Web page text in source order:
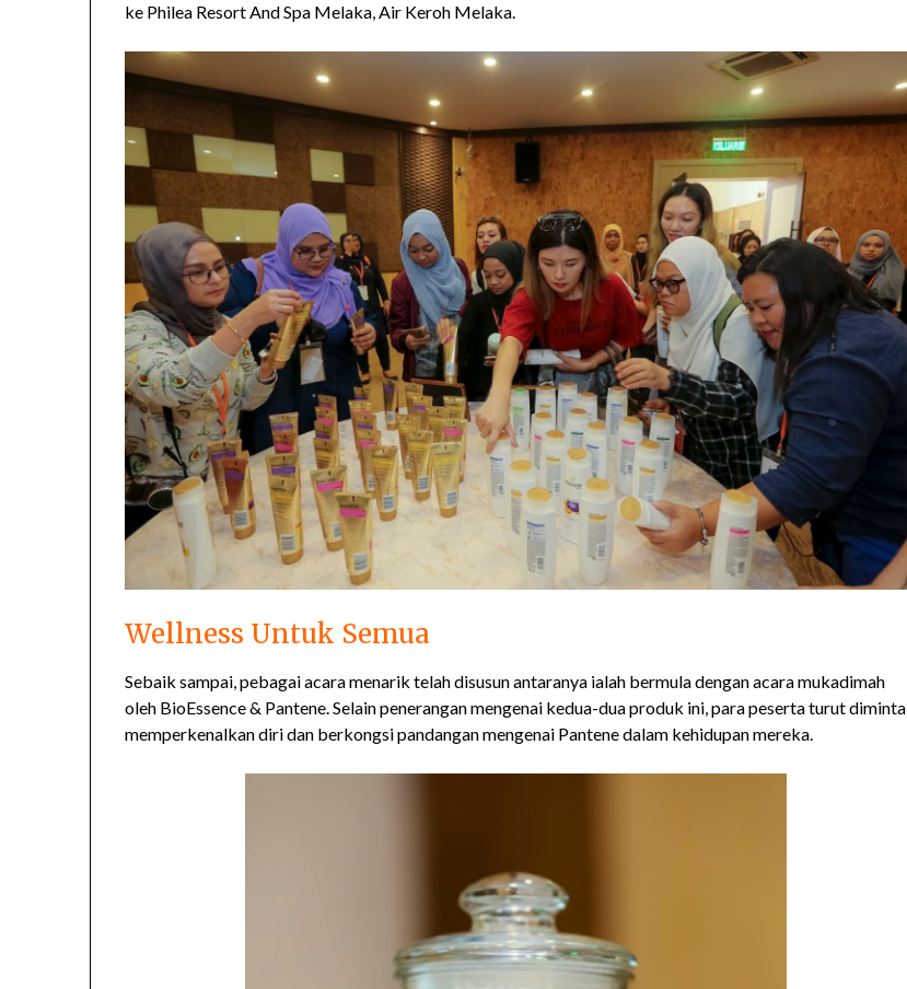
ke Philea Resort And Spa Melaka, Air Keroh Melaka.
Wellness Untuk Semua
Sebaik sampai, pebagai acara menarik telah disusun antaranya ialah bermula dengan acara mukadimah
oleh BioEssence & Pantene. Selain penerangan mengenai kedua-dua produk ini, para peserta turut diminta
memperkenalkan diri dan berkongsi pandangan mengenai Pantene dalam kehidupan mereka.